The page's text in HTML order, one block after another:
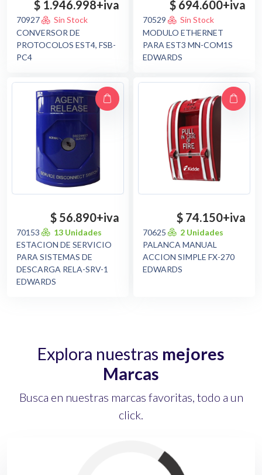
$ 1.946.998+iva
70927
Sin Stock
CONVERSOR DE
PROTOCOLOS EST4, FSB-
PC4
$ 694.600+iva
70529
Sin Stock
MODULO ETHERNET
PARA EST3 MN-COM1S
EDWARDS
$ 56.890+iva
70153
13 Unidades
ESTACION DE SERVICIO
PARA SISTEMAS DE
DESCARGA RELA-SRV-1
EDWARDS
$ 74.150+iva
70625
2 Unidades
PALANCA MANUAL
ACCION SIMPLE FX-270
EDWARDS
Explora nuestras mejores
Marcas
Busca en nuestras marcas favoritas, todo a un
click.